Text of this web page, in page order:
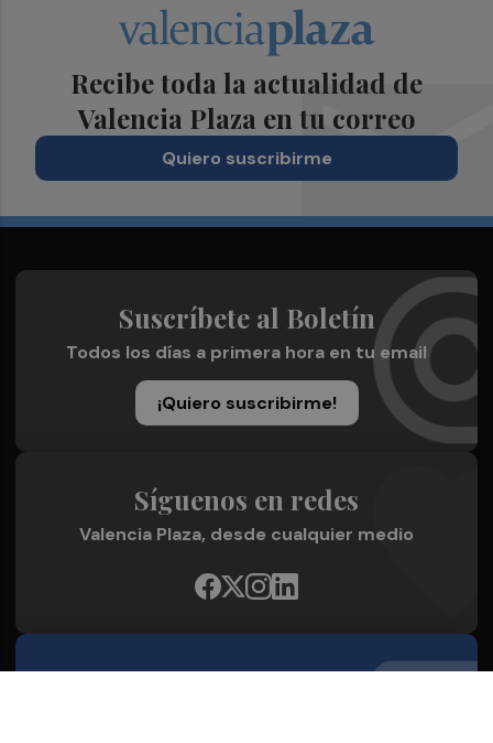
Recibe toda la actualidad de
Valencia Plaza en tu correo
Quiero suscribirme
Suscríbete al Boletín
Todos los días a primera hora en tu email
¡Quiero suscribirme!
Síguenos en redes
Valencia Plaza, desde cualquier medio
Quienes Somos